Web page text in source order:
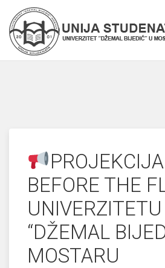
BEFORE THE
UNIVERZITETU
“DŽEMAL
MOSTARU